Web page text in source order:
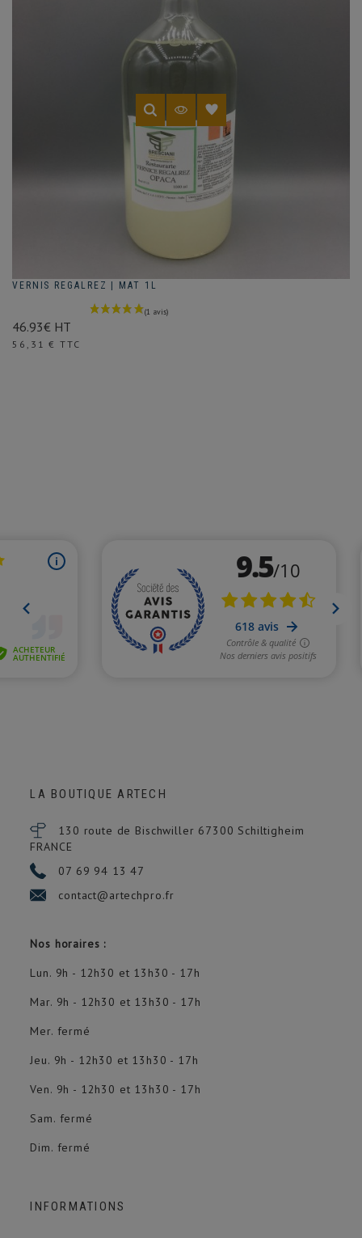
VERNIS REGALREZ | MAT 1L
46.93€ HT
Prix
56,31 € TTC
LA BOUTIQUE ARTECH
130 route de Bischwiller 67300 Schiltigheim
FRANCE
07 69 94 13 47
contact@artechpro.fr
Nos horaires :
Lun. 9h - 12h30 et 13h30 - 17h
Mar. 9h - 12h30 et 13h30 - 17h
Mer. fermé
Jeu. 9h - 12h30 et 13h30 - 17h
Ven. 9h - 12h30 et 13h30 - 17h
Sam. fermé
Dim. fermé
INFORMATIONS